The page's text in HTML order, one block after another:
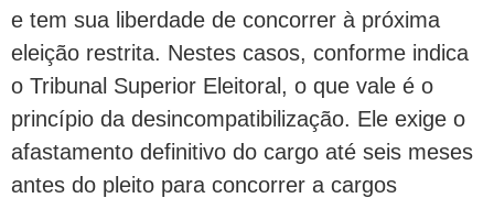
e tem sua liberdade de concorrer à próxima
eleição restrita. Nestes casos, conforme indica
o Tribunal Superior Eleitoral, o que vale é o
princípio da desincompatibilização. Ele exige o
afastamento definitivo do cargo até seis meses
antes do pleito para concorrer a cargos